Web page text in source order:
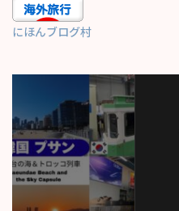
にほんブログ村